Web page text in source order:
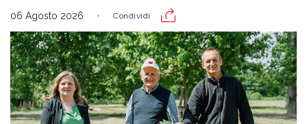
06 Agosto 2026 Condividi